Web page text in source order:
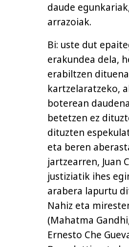
daude
arrazoiak.
Bi: uste dut
erakundea dela,
erabiltzen
kartzelaratzeko,
boterean
betetzen ez
dituzten
eta beren
jartzearren, Juan
justiziatik ihes
arabera lapurtu
Nahiz eta
(Mahatma
Ernesto Che